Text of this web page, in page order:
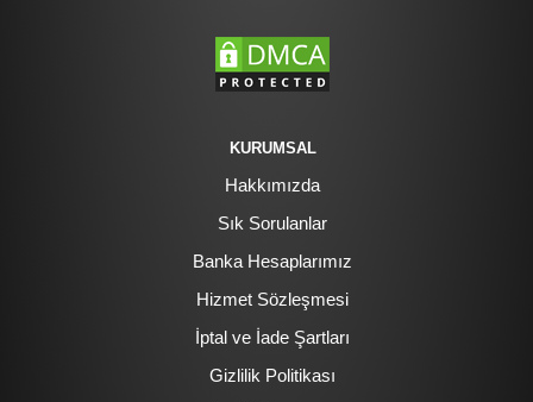
KURUMSAL
Hakkımızda
Sık Sorulanlar
Banka Hesaplarımız
Hizmet Sözleşmesi
İptal ve İade Şartları
Gizlilik Politikası